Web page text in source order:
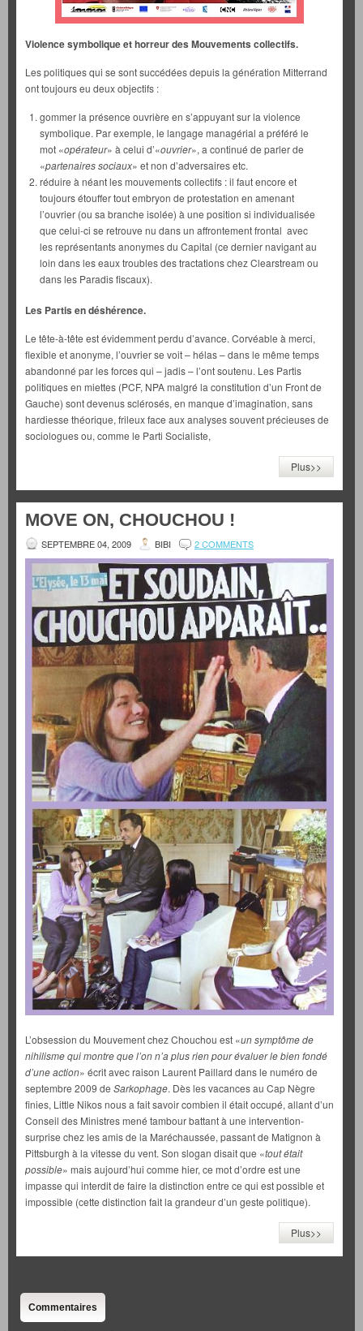
Violence symbolique et horreur des Mouvements collectifs.
Les politiques qui se sont succédées depuis la génération Mitterrand
ont toujours eu deux objectifs :
gommer la présence ouvrière en s’appuyant sur la violence
symbolique. Par exemple, le langage managérial a préféré le
mot «opérateur» à celui d’«ouvrier», a continué de parler de
«partenaires sociaux» et non d’adversaires etc.
réduire à néant les mouvements collectifs : il faut encore et
toujours étouffer tout embryon de protestation en amenant
l’ouvrier (ou sa branche isolée) à une position si individualisée
que celui-ci se retrouve nu dans un affrontement frontal avec
les représentants anonymes du Capital (ce dernier navigant au
loin dans les eaux troubles des tractations chez Clearstream ou
dans les Paradis fiscaux).
Les Partis en déshérence.
Le tête-à-tête est évidemment perdu d’avance. Corvéable à merci,
flexible et anonyme, l’ouvrier se voit – hélas – dans le même temps
abandonné par les forces qui – jadis – l’ont soutenu. Les Partis
politiques en miettes (PCF, NPA malgré la constitution d’un Front de
Gauche) sont devenus sclérosés, en manque d’imagination, sans
hardiesse théorique, frileux face aux analyses souvent précieuses de
sociologues ou, comme le Parti Socialiste,
Plus>>
MOVE ON, CHOUCHOU !
SEPTEMBRE 04, 2009 BIBI 2 COMMENTS
L’obsession du Mouvement chez Chouchou est «un symptôme de
nihilisme qui montre que l’on n’a plus rien pour évaluer le bien fondé
d’une action» écrit avec raison Laurent Paillard dans le numéro de
septembre 2009 de Sarkophage. Dès les vacances au Cap Nègre
finies, Little Nikos nous a fait savoir combien il était occupé, allant d’un
Conseil des Ministres mené tambour battant à une intervention-
surprise chez les amis de la Maréchaussée, passant de Matignon à
Pittsburgh à la vitesse du vent. Son slogan disait que «tout était
possible» mais aujourd’hui comme hier, ce mot d’ordre est une
impasse qui interdit de faire la distinction entre ce qui est possible et
impossible (cette distinction fait la grandeur d’un geste politique).
Plus>>
Commentaires